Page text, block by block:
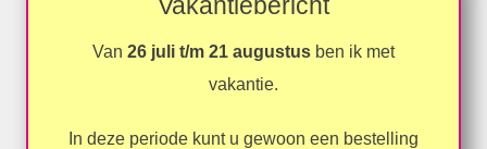
Van 26 juli t/m 21 augustus ben ik met
vakantie.
In deze periode kunt u gewoon een bestelling